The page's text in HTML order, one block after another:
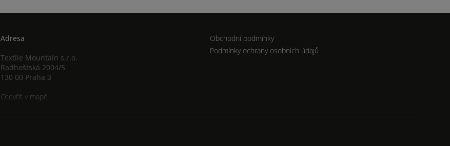
Adresa
Textile Mountain s.r.o.
Radhošťská 2004/5
130 00 Praha 3
Otevřít v mapě
Obchodní podmínky
Podmínky ochrany osobních údajů